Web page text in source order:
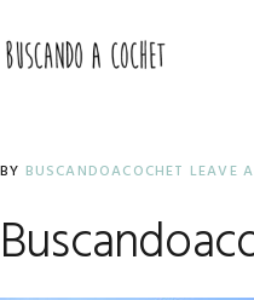
to
primary
to
main
to
primary
BY BUSCANDOACOCHET LEAVE